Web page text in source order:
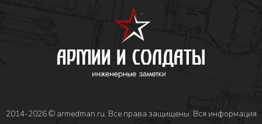
2014-2026 © armedman.ru. Все права защищены. Вся информация